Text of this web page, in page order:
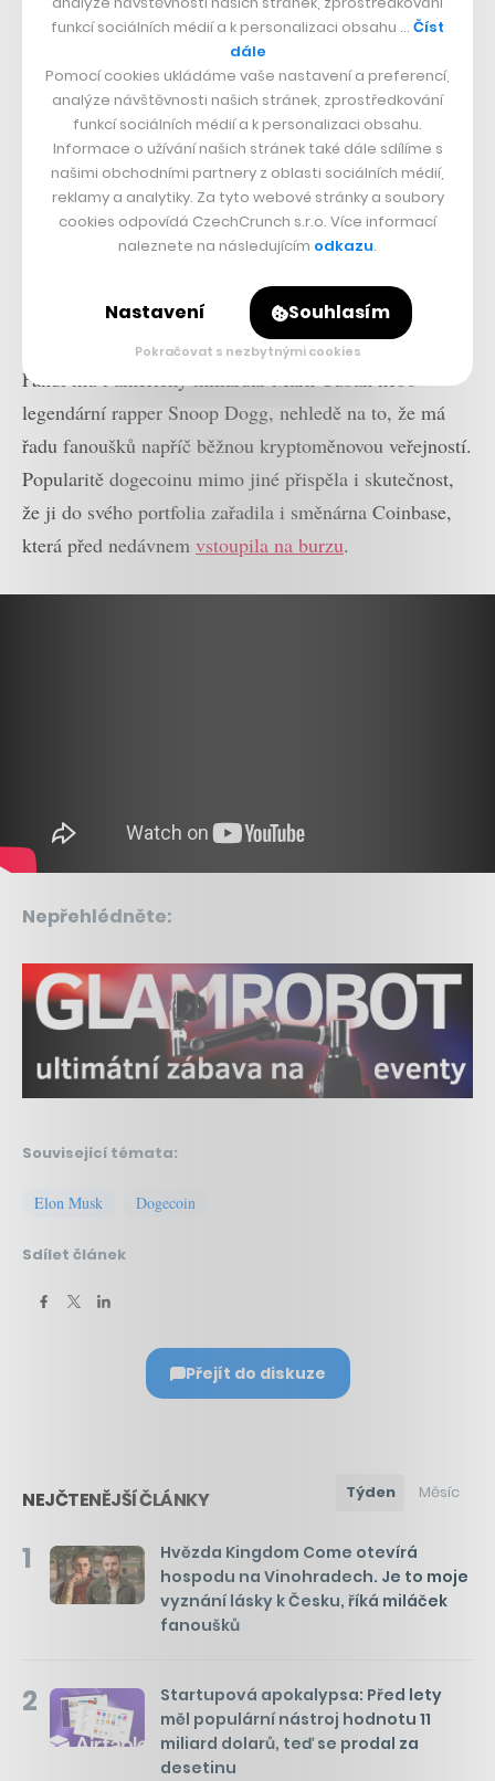
Pořád je řeč o kryptoměnách, extrémně volatilních
aktivech, u kterých téměř nikdy nelze odhadnout vývoj.
Proto je možné, že se dogecoin ještě vzpamatuje a
poroste. Nebo také ne. Elon Musk mu každopádně věří
a také během svého vystoupení vSaturday Night Live
zmínil (byť s trochou ironie), že jde o „nezastavitelný
finanční vehikl, který převezme svět“, a je „budoucností
Elon Musk ovšem není jediný, kdo dogecoinu věří.
Fandí mu i americký miliardář Mark Cuban nebo
legendární rapper Snoop Dogg, nehledě na to, že má
řadu fanoušků napříč běžnou kryptoměnovou veřejností.
Popularitě dogecoinu mimo jiné přispěla i skutečnost,
že ji do svého portfolia zařadila i směnárna Coinbase,
která před nedávnem vstoupila na burzu.
Nepřehlédněte:
Související témata:
Elon Musk Dogecoin
Sdílet článek
Přejít do diskuze
NEJČTENĚJŠÍ ČLÁNKY Týden Měsíc
1
Hvězda Kingdom Come otevírá
hospodu na Vinohradech. Je to moje
vyznání lásky k Česku, říká miláček
fanoušků
2
Startupová apokalypsa: Před lety
měl populární nástroj hodnotu 11
miliard dolarů, teď se prodal za
desetinu
funkcí sociálních médií a k personalizaci obsahu … Číst
dále
Pomocí cookies ukládáme vaše nastavení a preferencí,
analýze návštěvnosti našich stránek, zprostředkování
funkcí sociálních médií a k personalizaci obsahu.
Informace o užívání našich stránek také dále sdílíme s
našimi obchodními partnery z oblasti sociálních médií,
reklamy a analytiky. Za tyto webové stránky a soubory
cookies odpovídá CzechCrunch s.r.o. Více informací
naleznete na následujícím odkazu.
Nastavení Souhlasím
Pokračovat s nezbytnými cookies